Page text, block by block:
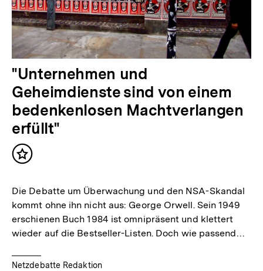
"Unternehmen und
Geheimdienste sind von einem
bedenkenlosen Machtverlangen
erfüllt"
Inhalt
Die Debatte um Überwachung und den NSA-Skandal
kommt ohne ihn nicht aus: George Orwell. Sein 1949
erschienen Buch 1984 ist omnipräsent und klettert
wieder auf die Bestseller-Listen. Doch wie passend…
Netzdebatte Redaktion